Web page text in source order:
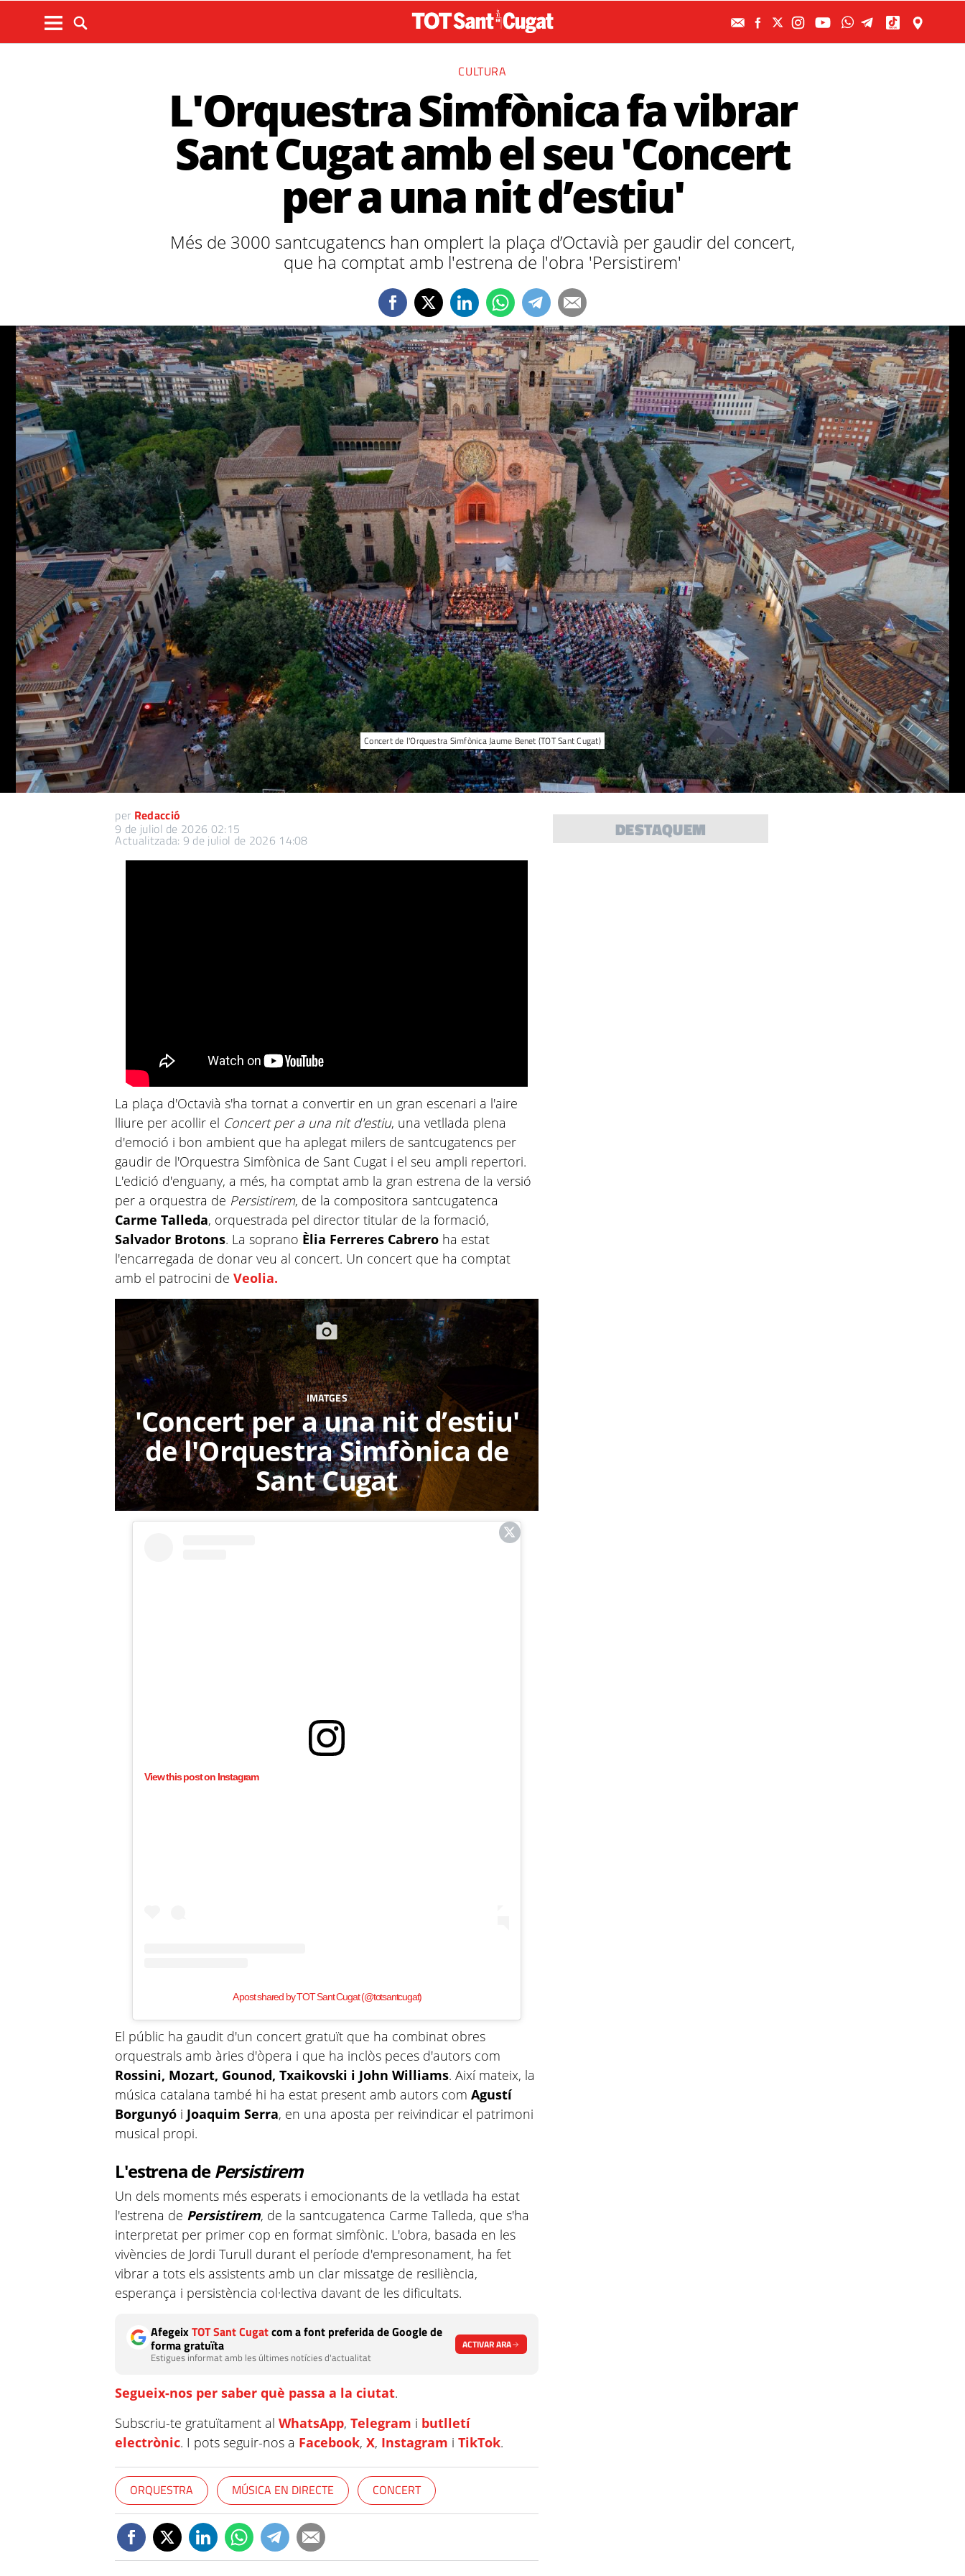
CULTURA
L'Orquestra Simfònica fa vibrar
Sant Cugat amb el seu 'Concert
per a una nit d’estiu'
Més de 3000 santcugatencs han omplert la plaça d’Octavià per gaudir del concert,
que ha comptat amb l'estrena de l'obra 'Persistirem'
Concert de l'Orquestra Simfònica Jaume Benet (TOT Sant Cugat)
per Redacció
9 de juliol de 2026 02:15
Actualitzada: 9 de juliol de 2026 14:08
La plaça d'Octavià s'ha tornat a convertir en un gran escenari a l'aire
lliure per acollir el Concert per a una nit d'estiu, una vetllada plena
d'emoció i bon ambient que ha aplegat milers de santcugatencs per
gaudir de l'Orquestra Simfònica de Sant Cugat i el seu ampli repertori.
L'edició d'enguany, a més, ha comptat amb la gran estrena de la versió
per a orquestra de Persistirem, de la compositora santcugatenca
Carme Talleda, orquestrada pel director titular de la formació,
Salvador Brotons. La soprano Èlia Ferreres Cabrero ha estat
l'encarregada de donar veu al concert. Un concert que ha comptat
amb el patrocini de Veolia.
IMATGES
'Concert per a una nit d’estiu'
de l'Orquestra Simfònica de
Sant Cugat
View this post on Instagram
A post shared by TOT Sant Cugat (@totsantcugat)
El públic ha gaudit d'un concert gratuït que ha combinat obres
orquestrals amb àries d'òpera i que ha inclòs peces d'autors com
Rossini, Mozart, Gounod, Txaikovski i John Williams. Així mateix, la
música catalana també hi ha estat present amb autors comAgustí
Borgunyó i Joaquim Serra, en una aposta per reivindicar el patrimoni
musical propi.
L'estrena dePersistirem
Un dels moments més esperats i emocionants de la vetllada ha estat
l'estrena de Persistirem, de la santcugatenca Carme Talleda, que s'ha
interpretat per primer cop en format simfònic. L'obra, basada en les
vivències de Jordi Turull durant el període d'empresonament, ha fet
vibrar a tots els assistents amb un clar missatge de resiliència,
esperança i persistència col·lectiva davant de les dificultats.
AfegeixTOT Sant Cugatcom a font preferida de Google de
forma gratuïta
Estigues informat amb les últimes notícies d'actualitat
ACTIVAR ARA
Segueix-nos per saber què passa a la ciutat.
Subscriu-te gratuïtament alWhatsApp,Telegram i butlletí
electrònic. I pots seguir-nos a Facebook,X, Instagram iTikTok.
ORQUESTRA MÚSICA EN DIRECTE CONCERT
DESTAQUEM